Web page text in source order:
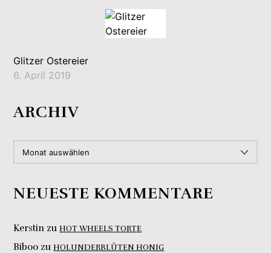
Glitzer Ostereier
6. April 2019
ARCHIV
NEUESTE KOMMENTARE
Kerstin zuHOT WHEELS TORTE
Biboo zuHOLUNDERBLÜTEN HONIG